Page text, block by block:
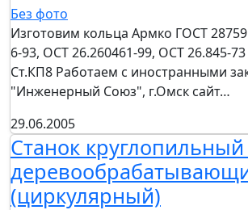
Без фото
Изготовим кольца Армко ГОСТ
6-93, ОСТ 26.260461-99, ОСТ 26.845-
Ст.КП8 Работаем с иностранными
"Инженерный Союз", г.Омск сайт…
29.06.2005
Станок
(циркулярный)